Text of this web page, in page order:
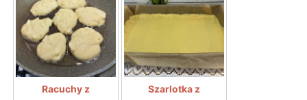
Racuchy z
Szarlotka z